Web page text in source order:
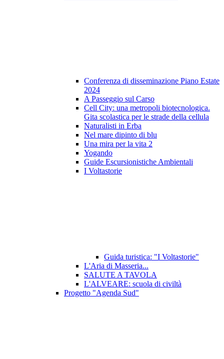
Conferenza di disseminazione Piano Estate
2024
A Passeggio sul Carso
Cell City: una metropoli biotecnologica.
Gita scolastica per le strade della cellula
Naturalisti in Erba
Nel mare dipinto di blu
Una mira per la vita 2
Yogando
Guide Escursionistiche Ambientali
I Voltastorie
Guida turistica: "I Voltastorie"
L'Aria di Masseria...
SALUTE A TAVOLA
L'ALVEARE: scuola di civiltà
Progetto "Agenda Sud"